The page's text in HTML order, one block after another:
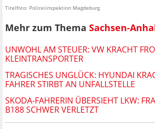
Titelfoto: Polizeiinspektion Magdeburg
Mehr zum Thema Sachsen-
UNWOHL AM STEUER: VW KRACHT
KLEINTRANSPORTER
TRAGISCHES UNGLÜCK: HYUNDAI
FAHRER STIRBT AN UNFALLSTELLE
SKODA-FAHRERIN ÜBERSIEHT LKW:
B188 SCHWER VERLETZT